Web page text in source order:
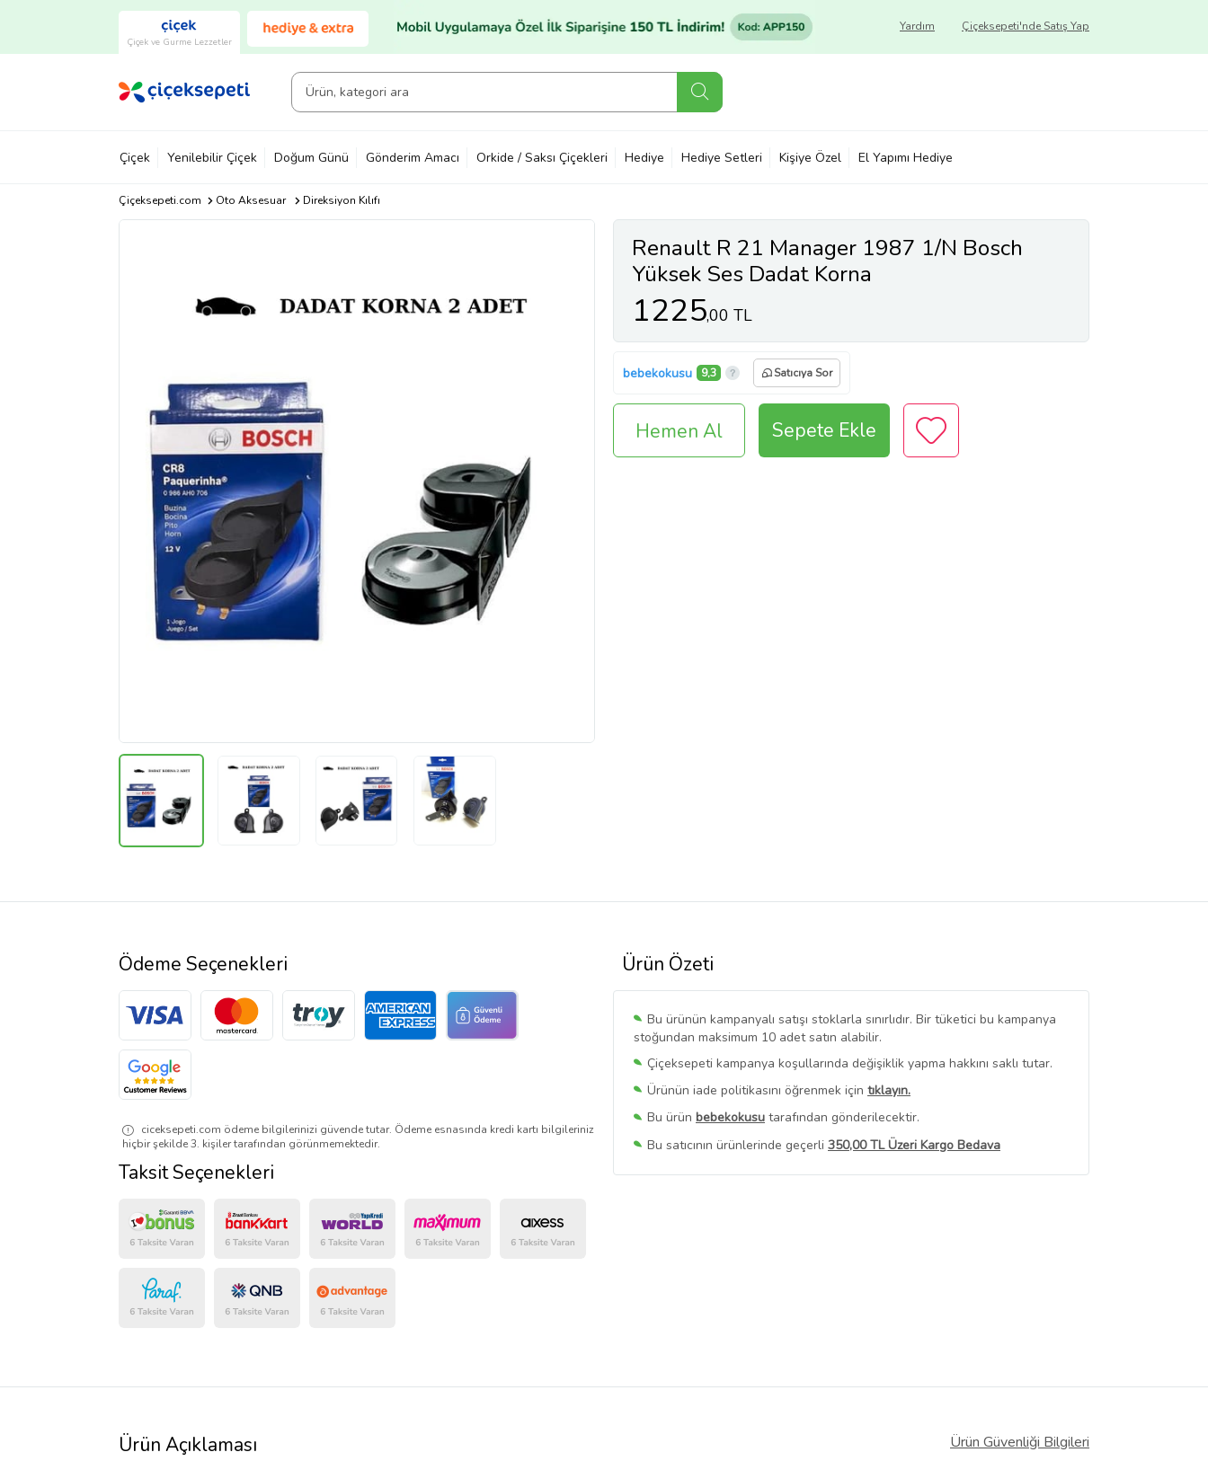
Çiçek ve Gurme Lezzetler
Çiçeksepeti'nde Satış Yap
Yardım
Çiçek Yenilebilir Çiçek Doğum Günü Gönderim Amacı Orkide / Saksı Çiçekleri Hediye Hediye Setleri Kişiye Özel El Yapımı Hediye
Çiçeksepeti.com Oto Aksesuar Direksiyon Kılıfı
Renault R 21 Manager 1987 1/N Bosch
Yüksek Ses Dadat Korna
1225,00 TL
bebekokusu 9,3 Satıcıya Sor
Hemen Al Sepete Ekle
Ürün Özeti
Bu ürünün kampanyalı satışı stoklarla sınırlıdır. Bir tüketici bu kampanya
stoğundan maksimum 10 adet satın alabilir.
Çiçeksepeti kampanya koşullarında değişiklik yapma hakkını saklı tutar.
Ürünün iade politikasını öğrenmek için tıklayın.
Bu ürün bebekokusu tarafından gönderilecektir.
Bu satıcının ürünlerinde geçerli 350,00 TL Üzeri Kargo Bedava
Bu SatıcınınTüm Ürünlerini Görüntüle
Ödeme Seçenekleri
ciceksepeti.com ödeme bilgilerinizi güvende tutar. Ödeme esnasında kredi kartı bilgileriniz
hiçbir şekilde 3. kişiler tarafından görünmemektedir.
Taksit Seçenekleri
Ürün Açıklaması Ürün Güvenliği Bilgileri